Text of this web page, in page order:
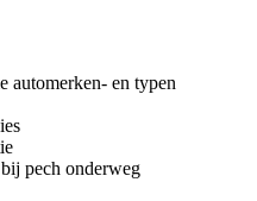
automerken- en typen
pech onderweg